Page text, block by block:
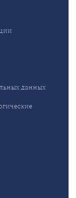
данных